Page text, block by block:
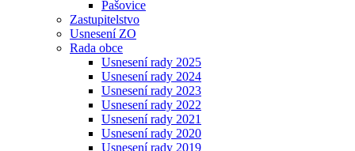
Pašovice
Zastupitelstvo
Usnesení ZO
Rada obce
Usnesení rady 2025
Usnesení rady 2024
Usnesení rady 2023
Usnesení rady 2022
Usnesení rady 2021
Usnesení rady 2020
Usnesení rady 2019